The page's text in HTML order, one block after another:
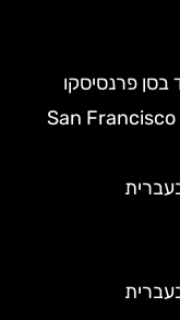
בסן פרנסיסקו